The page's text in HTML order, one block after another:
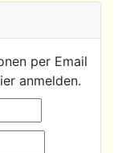
per Email
anmelden.